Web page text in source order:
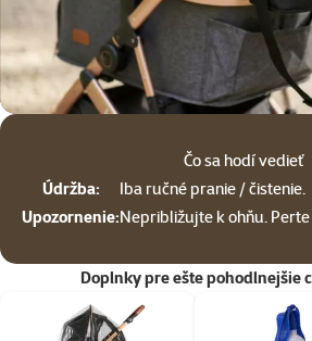
Čo sa hodí vedieť
Údržba:
Iba ručné pranie / čistenie.
Upozornenie:Nepribližujte k ohňu. Perte
Doplnky pre ešte pohodlnejšie